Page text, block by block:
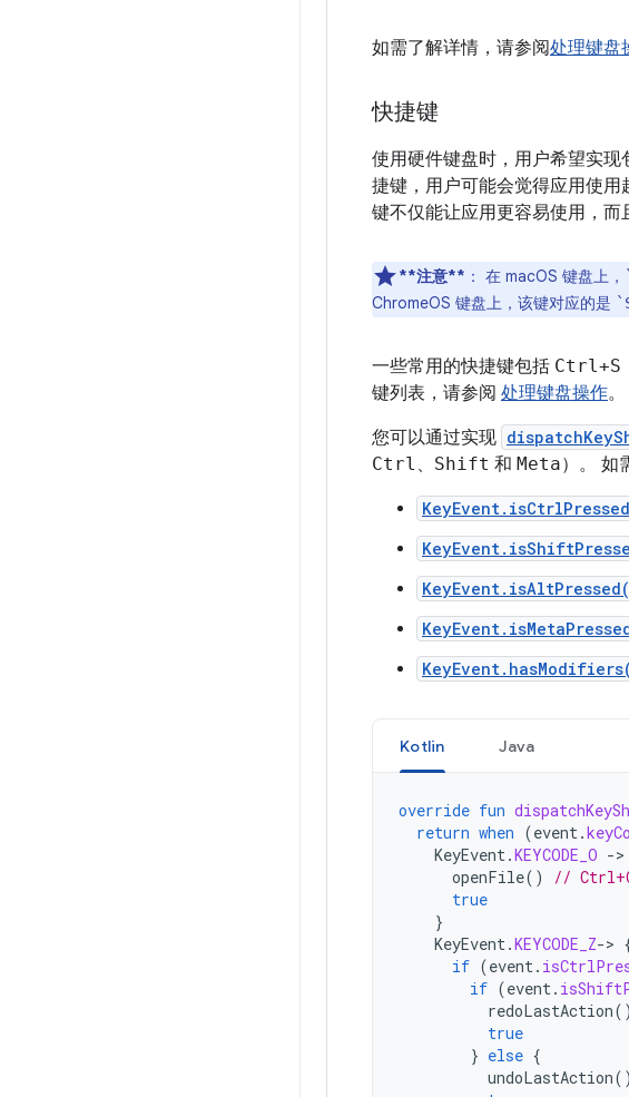
如需了解详情，请参阅处理键盘
快捷键
使用硬件键盘时，用户希望实现
捷键，用户可能会觉得应用使
键不仅能让应用更容易使用，而
**注意** ： 在 macOS 键盘上，
ChromeOS 键盘上，该键对应的是
一些常用的快捷键包括 Ctrl+S
键列表，请参阅 处理键盘操作。
您可以通过实现
Ctrl 、 Shift 和 Meta）。 如
Kotlin Java
override fun
return when (event.
KeyEvent.KEYCODE_O ->
openFile()
//
true
}
KeyEvent.KEYCODE_Z->
if (event.
if (event.
redoLastAction()
true
} else {
undoLastAction()